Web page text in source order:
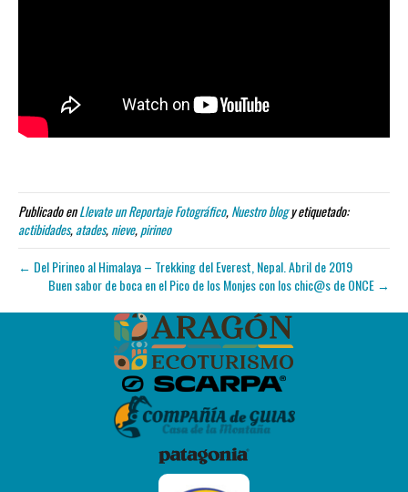
Publicado enLlevate un Reportaje Fotográfico,Nuestro blogy etiquetado:
actibidades,atades,nieve,pirineo
← Del Pirineo al Himalaya – Trekking del Everest, Nepal. Abril de 2019
Buen sabor de boca en el Pico de los Monjes con los chic@s de ONCE →